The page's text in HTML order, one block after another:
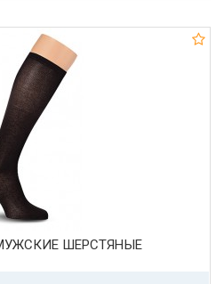
ШЕРСТЯНЫЕ